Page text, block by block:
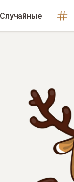
Случайные